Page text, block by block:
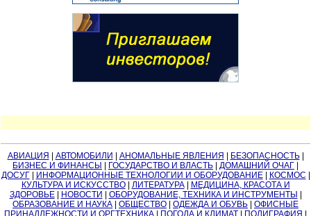
АВИАЦИЯ АВТОМОБИЛИ АНОМАЛЬНЫЕ ЯВЛЕНИЯ БЕЗОПАСНОСТЬ|
БИЗНЕС И ФИНАНСЫ
ГОСУДАРСТВО И ВЛАСТЬ ДОМАШНИЙ ОЧАГ
ДОСУГ| ИНФОРМАЦИОННЫЕ ТЕХНОЛОГИИ И ОБОРУДОВАНИЕ| КОСМОС
КУЛЬТУРА И ИСКУССТВО| ЛИТЕРАТУРА|
МЕДИЦИНА, КРАСОТА И
ЗДОРОВЬЕ| НОВОСТИ ОБОРУДОВАНИЕ, ТЕХНИКА И ИНСТРУМЕНТЫ
ОБРАЗОВАНИЕ И НАУКА
ОБЩЕСТВО ОДЕЖДА И ОБУВЬ
ОФИСНЫЕ